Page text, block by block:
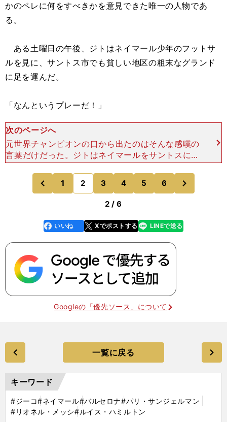
かのペレに何をすべきかを意見できた唯一の人物であ
る。
ある土曜日の午後、ジトはネイマール少年のフットサ
ルを見に、サントス市でも貧しい地区の粗末なグランド
に足を運んだ。
「なんというプレーだ！」
次のページへ
元世界チャンピオンの口から出たのはそんな感嘆の
言葉だけだった。ジトはネイマールをサントスに導
いただけでなく、その後６年間、少年の成長のため
に手を貸した。大きな恩義を受けたネイマールは、
ジトが2015年
前
のページへ
1 2 3 4 5 6
のページへ
2 / 6
faceboo
k
いいね Xでポストする
line LINEで送る
Googleの「優先ソース」について
一覧に戻る
キーワード
#ジーコ#ネイマール#バルセロナ#パリ・サンジェルマン
#リオネル・メッシ#ルイス・ハミルトン